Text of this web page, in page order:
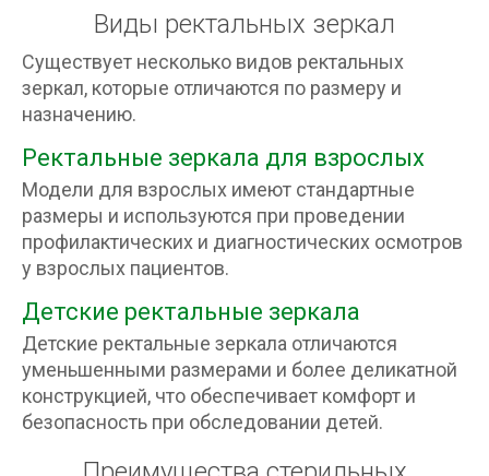
Виды ректальных зеркал
Существует несколько видов ректальных
зеркал, которые отличаются по размеру и
назначению.
Ректальные зеркала для взрослых
Модели для взрослых имеют стандартные
размеры и используются при проведении
профилактических и диагностических осмотров
у взрослых пациентов.
Детские ректальные зеркала
Детские ректальные зеркала отличаются
уменьшенными размерами и более деликатной
конструкцией, что обеспечивает комфорт и
безопасность при обследовании детей.